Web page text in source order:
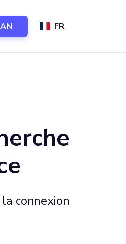
FR
connexion